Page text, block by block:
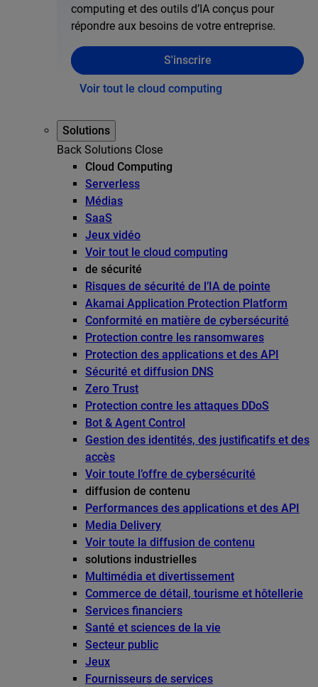
computing et des outils d’IA conçus pour
répondre aux besoins de votre entreprise.
S'inscrire
Voir tout le cloud computing
Solutions
Back Solutions Close
Cloud Computing
Serverless
Médias
SaaS
Jeux vidéo
Voir tout le cloud computing
de sécurité
Risques de sécurité de l’IA de pointe
Akamai Application Protection Platform
Conformité en matière de cybersécurité
Protection contre les ransomwares
Protection des applications et des API
Sécurité et diffusion DNS
Zero Trust
Protection contre les attaques DDoS
Bot & Agent Control
Gestion des identités, des justificatifs et des
accès
Voir toute l’offre de cybersécurité
diffusion de contenu
Performances des applications et des API
Media Delivery
Voir toute la diffusion de contenu
solutions industrielles
Multimédia et divertissement
Commerce de détail, tourisme et hôtellerie
Services financiers
Santé et sciences de la vie
Secteur public
Jeux
Fournisseurs de services